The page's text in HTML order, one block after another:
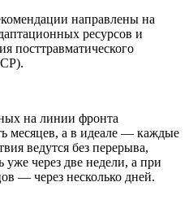
направлены на
ресурсов и
посттравматического
на линии фронта
месяцев, а в идеале — каждые
ведутся без перерыва,
уже через две недели, а при
— через несколько дней.